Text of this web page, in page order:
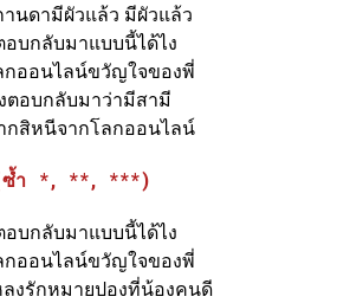
านดามีผัวแล้ว มีผัวแล้ว
อบกลับมาแบบนี้ได้ไง
กออนไลน์ขวัญใจของพี่
ตอบกลับมาว่ามีสามี
กสิหนีจากโลกออนไลน์
ำ *, **, ***)
อบกลับมาแบบนี้ได้ไง
กออนไลน์ขวัญใจของพี่
งรักหมายปองที่น้องคนดี